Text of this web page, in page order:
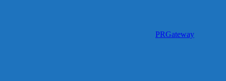
PRGateway